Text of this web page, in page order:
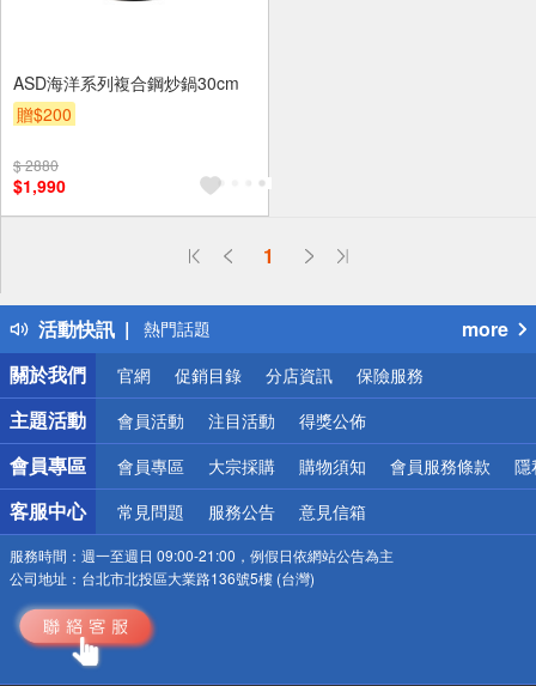
ASD海洋系列複合鋼炒鍋30cm
贈$200
$ 2880
$1,990
1
活動快訊
偏遠地區配送
得獎公告
熱門話題
銀行優惠
偏遠地區配送
詐騙網頁！請小心！
more
關於我們
官網 促銷目錄 分店資訊 保險服務
主題活動 會員活動 注目活動 得獎公佈
會員專區 會員專區 大宗採購 購物須知 會員服務條款 隱
客服中心 常見問題 服務公告 意見信箱
服務時間： 週一至週日 09:00-21:00，例假日依網站公告為主
公司地址： 台北市北投區大業路136號5樓 (台灣)